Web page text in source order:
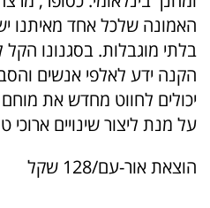
האמונה שלכל אחד מאיתנו
בלתי מוגבלות. בסגנונו
הקנה ידע לאלפי אנשים
יכולים לחווט מחדש את
על מנת ליצור שינויים ארוכי
הוצאת אור-עם/128 שקל